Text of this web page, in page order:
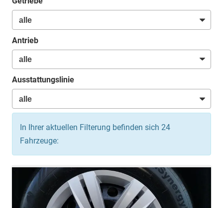
Antrieb
Ausstattungslinie
In Ihrer aktuellen Filterung befinden sich 24
Fahrzeuge: